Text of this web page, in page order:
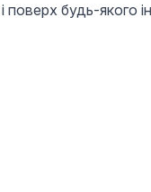
поверх будь-якого